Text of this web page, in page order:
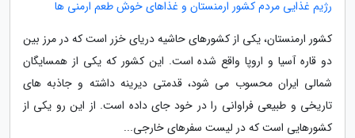
رژیم غذایی مردم کشور ارمنستان و غذاهای خوش طعم ارمنی ها
کشور ارمنستان، یکی از کشورهای حاشیه دریای خزر است که در مرز بین
دو قاره آسیا و اروپا واقع شده است. این کشور که یکی از همسایگان
شمالی ایران محسوب می شود، قدمتی دیرینه داشته و جاذبه های
تاریخی و طبیعی فراوانی را در خود جای داده است. از این رو یکی از
کشورهایی است که در لیست سفرهای خارجی...